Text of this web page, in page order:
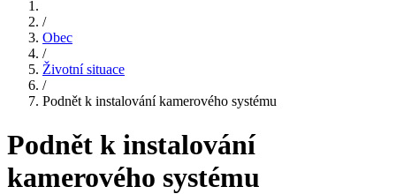
/
Obec
/
Životní situace
/
Podnět k instalování kamerového systému
Podnět k instalování
kamerového systému